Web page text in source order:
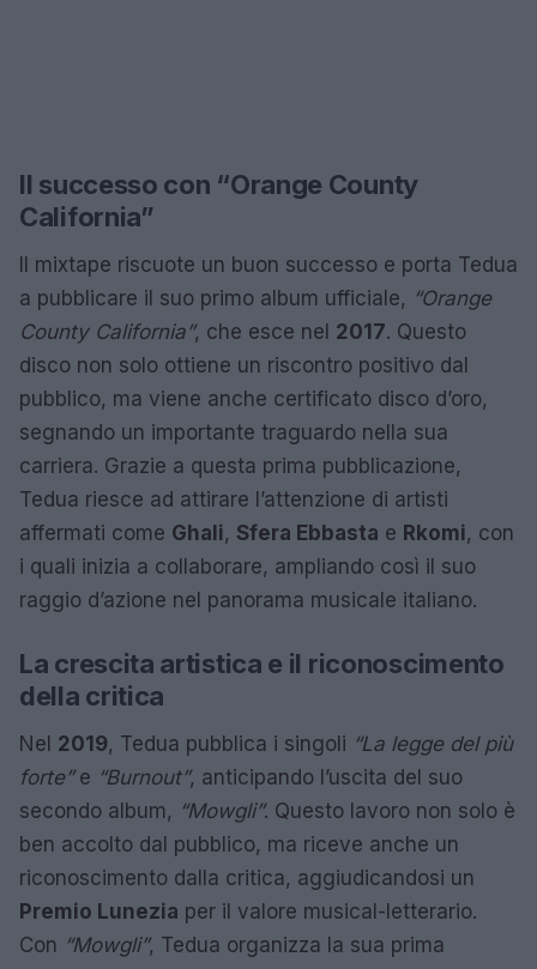
Il successo con “Orange County
California”
Il mixtape riscuote un buon successo e porta Tedua
a pubblicare il suo primo album ufficiale, “Orange
County California”, che esce nel 2017. Questo
disco non solo ottiene un riscontro positivo dal
pubblico, ma viene anche certificato disco d’oro,
segnando un importante traguardo nella sua
carriera. Grazie a questa prima pubblicazione,
Tedua riesce ad attirare l’attenzione di artisti
affermati come Ghali, Sfera Ebbasta e Rkomi, con
i quali inizia a collaborare, ampliando così il suo
raggio d’azione nel panorama musicale italiano.
La crescita artistica e il riconoscimento
della critica
Nel 2019, Tedua pubblica i singoli “La legge del più
forte”e “Burnout”, anticipando l’uscita del suo
secondo album, “Mowgli”. Questo lavoro non solo è
ben accolto dal pubblico, ma riceve anche un
riconoscimento dalla critica, aggiudicandosi un
Premio Lunezia per il valore musical-letterario.
Con “Mowgli”, Tedua organizza la sua prima